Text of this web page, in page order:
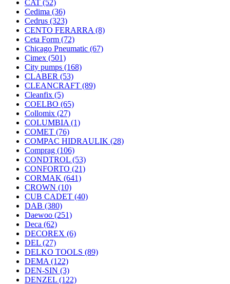
CAT (52)
Cedima (36)
Cedrus (323)
CENTO FERARRA (8)
Ceta Form (72)
Chicago Pneumatic (67)
Cimex (501)
City pumps (168)
CLABER (53)
CLEANCRAFT (89)
Cleanfix (5)
COELBO (65)
Collomix (27)
COLUMBIA (1)
COMET (76)
COMPAC HIDRAULIK (28)
Comprag (106)
CONDTROL (53)
CONFORTO (21)
CORMAK (641)
CROWN (10)
CUB CADET (40)
DAB (380)
Daewoo (251)
Deca (62)
DECOREX (6)
DEL (27)
DELKO TOOLS (89)
DEMA (122)
DEN-SIN (3)
DENZEL (122)